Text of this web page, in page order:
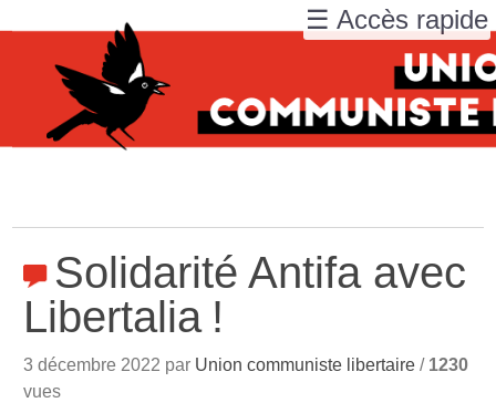
Solidarité Antifa avec
Libertalia !
3 décembre 2022 par Union communiste libertaire / 1230
vues
☰ Accès rapide